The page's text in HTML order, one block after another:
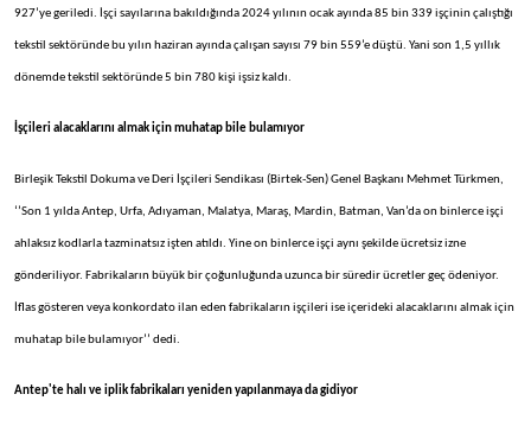
927’ye geriledi. İşçi sayılarına bakıldığında 2024 yılının ocak ayında 85 bin 339 işçinin çalıştığı
tekstil sektöründe bu yılın haziran ayında çalışan sayısı 79 bin 559’e düştü. Yani son 1,5 yıllık
dönemde tekstil sektöründe 5 bin 780 kişi işsiz kaldı.
İşçileri alacaklarını almak için muhatap bile bulamıyor
Birleşik Tekstil Dokuma ve Deri İşçileri Sendikası (Birtek-Sen) Genel Başkanı Mehmet Türkmen,
‘’Son 1 yılda Antep, Urfa, Adıyaman, Malatya, Maraş, Mardin, Batman, Van’da on binlerce işçi
ahlaksız kodlarla tazminatsız işten atıldı. Yine on binlerce işçi aynı şekilde ücretsiz izne
gönderiliyor. Fabrikaların büyük bir çoğunluğunda uzunca bir süredir ücretler geç ödeniyor.
İflas gösteren veya konkordato ilan eden fabrikaların işçileri ise içerideki alacaklarını almak için
muhatap bile bulamıyor’’ dedi.
Antep'te halı ve iplik fabrikaları yeniden yapılanmaya da gidiyor